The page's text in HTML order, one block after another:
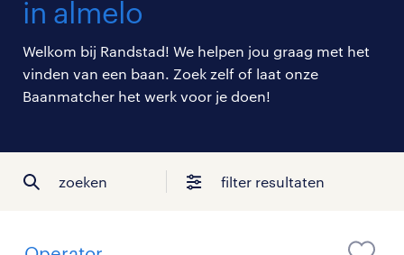
over randstad
in almelo
Welkom bij Randstad! We helpen jou graag met het
vinden van een baan. Zoek zelf of laat onze
Baanmatcher het werk voor je doen!
zoeken filter resultaten